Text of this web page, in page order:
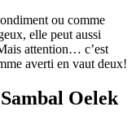
ou comme
elle peut aussi
attention… c’est
averti en vaut deux!
Oelek